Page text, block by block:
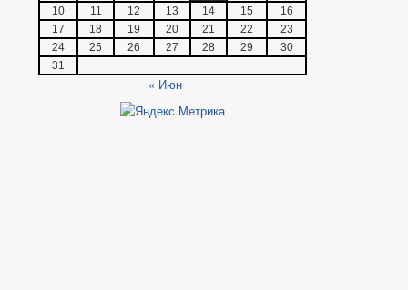
10
11 12 13 14 15
16
17
18 19 20 21 22
23
24
25 26 27 28 29
30
31
« Июн